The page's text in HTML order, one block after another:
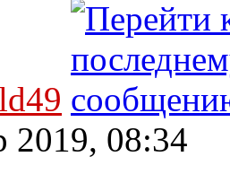
2019, 08:34